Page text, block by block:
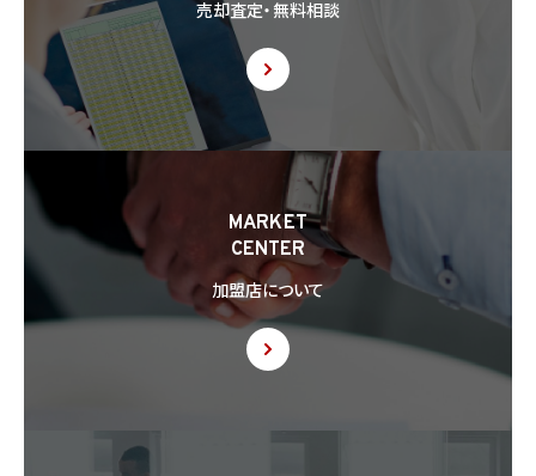
ほか、外国（個人情報保護法第28条に基づき個人情報保護委員会規則で指定される国
を除きます。）にある第三者（個人情報保護法第28条に基づき個人情報保護委員会規則
で指定される基準に適合する体制を整備している者を除きます。）に個人情報を提供する
場合には、あらかじめ外国にある第三者への提供を認める旨の本人の同意を得るもの
とします。
8.3 第8.2項に基づき外国にある第三者への提供につき本人の同意を得る場合、以下の
事項について本人に情報を提供するものとします。但し、第1号の事項が特定できない場
合、第1号及び第2号の事項に代えて、第1号の事項が特定できない旨及びその理由、並び
に当該事項に代わる本人に参考となるべき情報があれば当該情報を提供するものとし
ます。
(1) 当該外国の名称
(2) 当該外国における個人情報の保護に関する制度に関する情報
(3) 当該第三者が講じる個人情報の保護のための措置に関する情報（当該情報を提供
できない場合は、その旨及びその理由）
8.4 当社は、個人情報を第三者に提供したときは、個人情報保護法第29条に従い、記録
に従い、必要な確認を行い、当該確認にかかる記録の作成及び保存を行うものとします。
売却査定・無料相談
MARKET
CENTER
加盟店について